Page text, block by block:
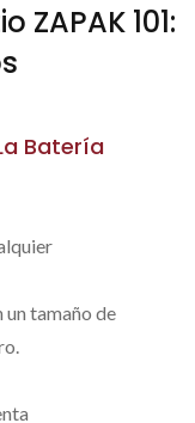
ZAPAK 101:
Batería
tamaño de